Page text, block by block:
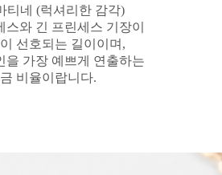
티네 (럭셔리한 감각)
스와 긴 프린세스 기장이
선호되는 길이이며,
을 가장 예쁘게 연출하는
비율이랍니다.